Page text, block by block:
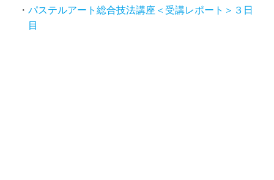
パステルアート総合技法講座＜受講レポート＞３日
目